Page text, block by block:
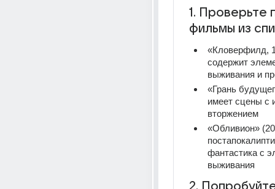
1. Проверьте
фильмы из
«Кловерфилд,
содержит
выживания и
«Грань
имеет сцены с
вторжением
«Обливион»
фантастика с
выживания